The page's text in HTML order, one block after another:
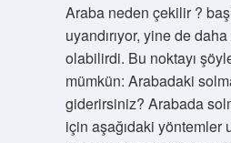
Araba neden çekilir ?
uyandırıyor, yine de
olabilirdi. Bu noktayı
mümkün: Arabadaki
giderirsiniz? Arabada
için aşağıdaki yöntemler